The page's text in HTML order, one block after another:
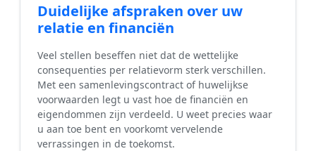
Duidelijke afspraken over uw
relatie en financiën
Veel stellen beseffen niet dat de wettelijke
consequenties per relatievorm sterk verschillen.
Met een samenlevingscontract of huwelijkse
voorwaarden legt u vast hoe de financiën en
eigendommen zijn verdeeld. U weet precies waar
u aan toe bent en voorkomt vervelende
verrassingen in de toekomst.